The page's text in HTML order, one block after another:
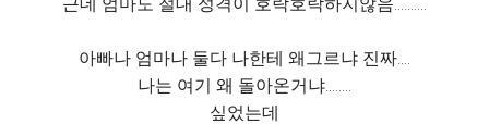
아빠나 엄마나 둘다 나한테 왜그르냐 진짜....
나는 여기 왜 돌아온거냐........
싶었는데